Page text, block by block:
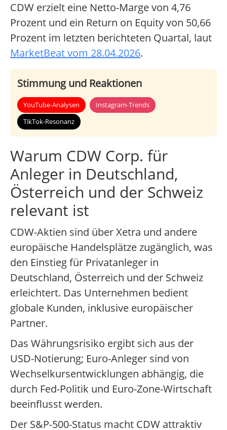
CDW erzielt eine Netto-Marge von 4,76
Prozent und ein Return on Equity von 50,66
Prozent im letzten berichteten Quartal, laut
MarketBeat vom 28.04.2026.
Stimmung und Reaktionen
YouTube-Analysen
Instagram-Trends
TikTok-Resonanz
Warum CDW Corp. für
Anleger in Deutschland,
Österreich und der Schweiz
relevant ist
CDW-Aktien sind über Xetra und andere
europäische Handelsplätze zugänglich, was
den Einstieg für Privatanleger in
Deutschland, Österreich und der Schweiz
erleichtert. Das Unternehmen bedient
globale Kunden, inklusive europäischer
Partner.
Das Währungsrisiko ergibt sich aus der
USD-Notierung; Euro-Anleger sind von
Wechselkursentwicklungen abhängig, die
durch Fed-Politik und Euro-Zone-Wirtschaft
beeinflusst werden.
Der S&P-500-Status macht CDW attraktiv